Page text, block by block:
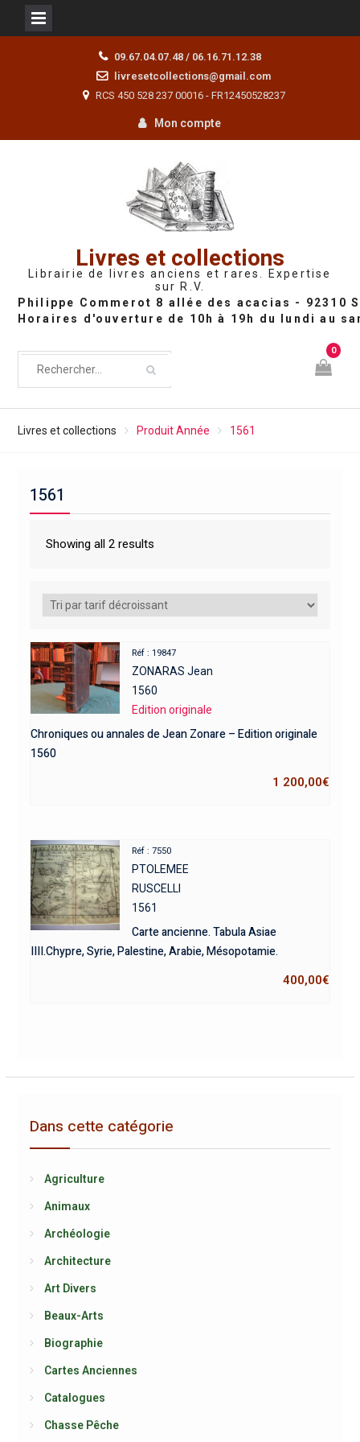
09.67.04.07.48 / 06.16.71.12.38
livresetcollections@gmail.com
RCS 450 528 237 00016 - FR12450528237
Mon compte
Livres et collections
Librairie de livres anciens et rares. Expertise
sur R.V.
0
Livres et collections Produit Année 1561
1561
Showing all 2 results
Réf : 19847
ZONARAS Jean
1560
Edition originale
Chroniques ou annales de Jean Zonare – Edition originale
1560
1 200,00€
Réf : 7550
PTOLEMEE
RUSCELLI
1561
Carte ancienne. Tabula Asiae
IIII.Chypre, Syrie, Palestine, Arabie, Mésopotamie.
400,00€
Dans cette catégorie
Agriculture
Animaux
Archéologie
Architecture
Art Divers
Beaux-Arts
Biographie
Cartes Anciennes
Catalogues
Chasse Pêche